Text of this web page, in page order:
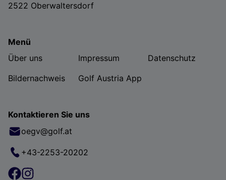
2522 Oberwaltersdorf
Menü
Über uns
Impressum
Datenschutz
Bildernachweis
Golf Austria App
Kontaktieren Sie uns
oegv@golf.at
+43-2253-20202